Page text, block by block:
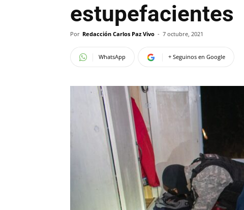
estupefacientes
Por Redacción Carlos Paz Vivo - 7 octubre, 2021
WhatsApp + Seguinos en Google